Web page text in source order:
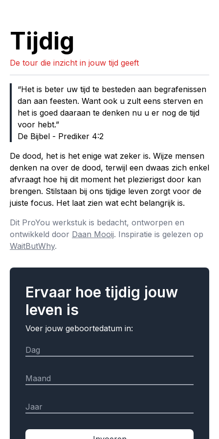
Tijdig
De tour die inzicht in jouw tijd geeft
Het is beter uw tijd te besteden aan begrafenissen
dan aan feesten. Want ook u zult eens sterven en
het is goed daaraan te denken nu u er nog de tijd
voor hebt.
De Bijbel - Prediker 4:2
De dood, het is het enige wat zeker is. Wijze mensen
denken na over de dood, terwijl een dwaas zich enkel
afvraagt hoe hij dit moment het plezierigst door kan
brengen. Stilstaan bij ons tijdige leven zorgt voor de
juiste focus. Het laat zien wat echt belangrijk is.
Dit ProYou werkstuk is bedacht, ontworpen en
ontwikkeld door Daan Mooij. Inspiratie is gelezen op
WaitButWhy.
Ervaar hoe tijdig jouw
leven is
Voer jouw geboortedatum in: